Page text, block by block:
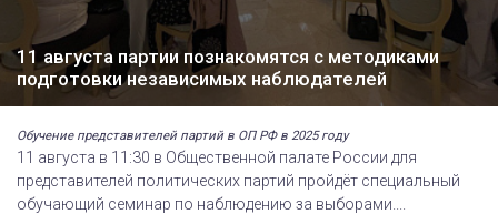
11 августа партии познакомятся с методиками
подготовки независимых наблюдателей
Обучение представителей партий в ОП РФ в 2025 году
11 августа в 11:30 в Общественной палате России для
представителей политических партий пройдёт специальный
обучающий семинар по наблюдению за выборами....